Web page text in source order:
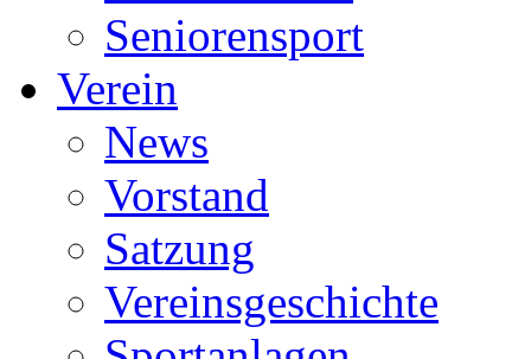
Seniorensport
Verein
News
Vorstand
Satzung
Vereinsgeschichte